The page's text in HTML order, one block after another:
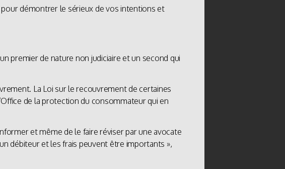
pour démontrer le sérieux de vos intentions et
premier de nature non judiciaire et un second qui
La Loi sur le recouvrement de certaines
de la protection du consommateur qui en
et même de le faire réviser par une avocate
débiteur et les frais peuvent être importants »,